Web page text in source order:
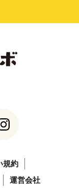
規約
運営会社